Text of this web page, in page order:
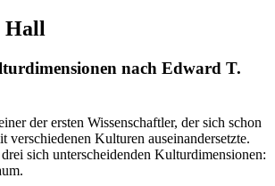
Hall
nach Edward T.
der ersten Wissenschaftler, der sich schon
verschiedenen Kulturen auseinandersetzte.
sich unterscheidenden Kulturdimensionen: